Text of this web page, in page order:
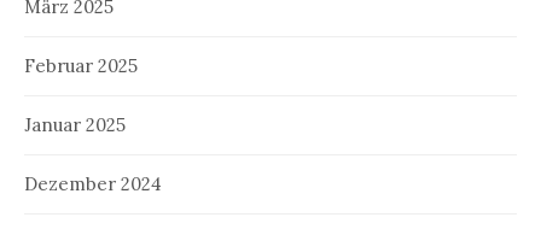
März 2025
Februar 2025
Januar 2025
Dezember 2024